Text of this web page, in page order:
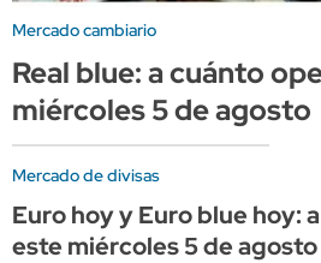
Mercado cambiario
Real blue: a cuánto
miércoles 5 de agosto
Mercado de divisas
Euro hoy y Euro blue hoy:
este miércoles 5 de agosto